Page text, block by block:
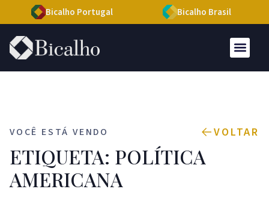
Bicalho Portugal Bicalho Brasil
VOCÊ ESTÁ VENDO VOLTAR
ETIQUETA: POLÍTICA
AMERICANA